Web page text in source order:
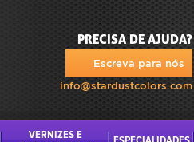
PRECISA DE AJUDA?
Escreva para nós
info@stardustcolors.com
VERNIZES E